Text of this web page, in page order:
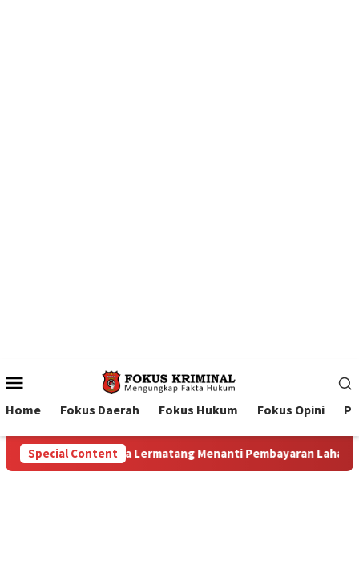
Menu
Home Fokus Daerah Fokus Hukum Fokus Opini
Special Content
Lahan: Antara Dugaan Konspirasi dan Bayang-Bayang